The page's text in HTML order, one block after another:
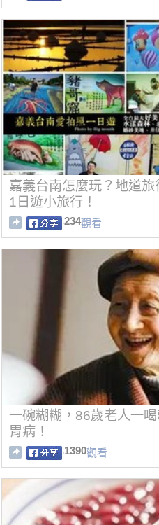
嘉義台南怎麼玩？地道
1日遊小旅行！
234觀看
一碗糊糊，86歲老人一
胃病！
1390觀看